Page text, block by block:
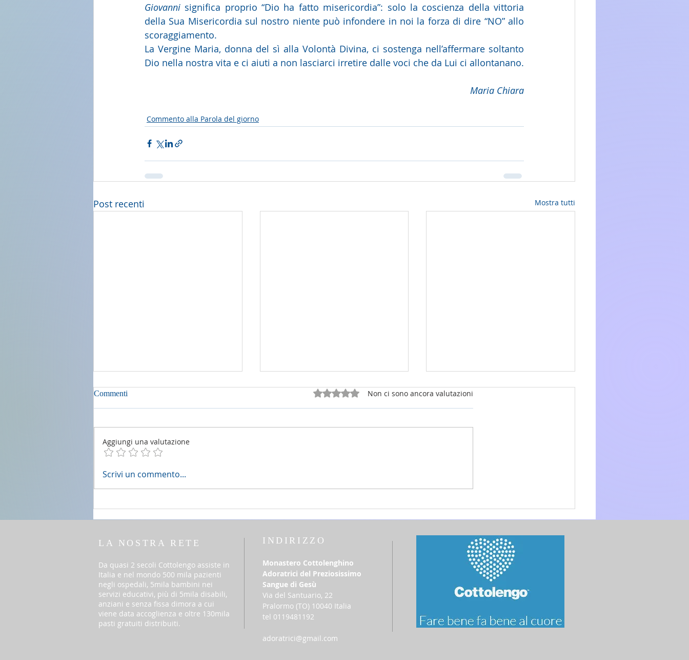
Giovanni significa proprio “Dio ha fatto misericordia”: solo la coscienza della vittoria
della Sua Misericordia sul nostro niente può infondere in noi la forza di dire “NO” allo
scoraggiamento.
La Vergine Maria, donna del sì alla Volontà Divina, ci sostenga nell’affermare soltanto
Dio nella nostra vita e ci aiuti a non lasciarci irretire dalle voci che da Lui ci allontanano.
Maria Chiara
Commento alla Parola del giorno
Post recenti Mostra tutti
2 agosto 2026 - 18a Domenica
Commenti Valutazione 0 stelle su 5.Non ci sono ancora valutazioni
Aggiungi una valutazione
Scrivi un commento...
LA NOSTRA RETE
Da quasi 2 secoli Cottolengo assiste in
Italia e nel mondo 500 mila pazienti
negli ospedali, 5mila bambini nei
servizi educativi, più di 5mila disabili,
anziani e senza fissa dimora a cui
viene data accoglienza e oltre 130mila
pasti gratuiti distribuiti.
INDIRIZZO
Monastero Cottolenghino
Adoratrici del Preziosissimo
Sangue di Gesù
Via del Santuario, 22
​Pralormo (TO) 10040 Italia
tel 0119481192
adoratrici@gmail.com